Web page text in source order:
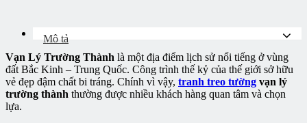
Mô tả
Vạn Lý Trường Thành là một địa điểm lịch sử nổi tiếng ở vùng
đất Bắc Kinh – Trung Quốc. Công trình thế kỷ của thế giới sở hữu
vẻ đẹp đậm chất bi tráng. Chính vì vậy, tranh treo tường vạn lý
trường thành thường được nhiều khách hàng quan tâm và chọn
lựa.